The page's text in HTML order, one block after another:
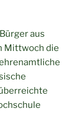
aus
Mittwoch die